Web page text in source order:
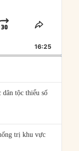
JUMP
FORWARD
SHARE
16:25
dân tộc thiểu số
trị khu vực